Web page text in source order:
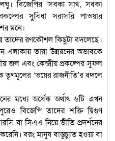
বিজেপির ‘সবকা সাথ, সবকা
সুবিধা সরাসরি পাওয়ার
মনে।
তাদের রণকৌশল কিছুটা বদলেছে।
এলাকায় তারা উন্নয়নের অভাবকে
জল এবং কেন্দ্রীয় প্রকল্পের সুফল
তৃণমূলের ‘ভয়ের রাজনীতি’র বদলে
মধ্যে অর্ধেক অর্থাৎ ৬টি এখন
বিজেপি তাদের শক্তি দ্বিগুণ
বা সিএএ নিয়ে ভীতি প্রদর্শনের
বরং মানুষ বাস্তুচ্যুত হওয়া বা